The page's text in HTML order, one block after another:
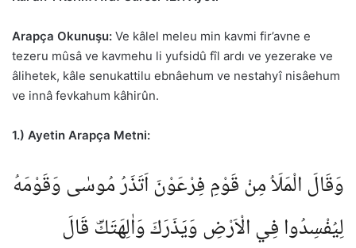
Arapça Okunuşu: Ve kâlel meleu min kavmi fir’avne e
tezeru mûsâ ve kavmehu li yufsidû fîl ardı ve yezerake ve
âlihetek, kâle senukattilu ebnâehum ve nestahyî nisâehum
ve innâ fevkahum kâhirûn.
1.) Ayetin Arapça Metni:
وَقَالَ الْمَلَاُ مِنْ قَوْمِ فِرْعَوْنَ اَتَذَرُ مُوسٰى وَقَوْمَهُ
لِيُفْسِدُوا فِي الْاَرْضِ وَيَذَرَكَ وَاٰلِهَتَكَۜ قَالَ